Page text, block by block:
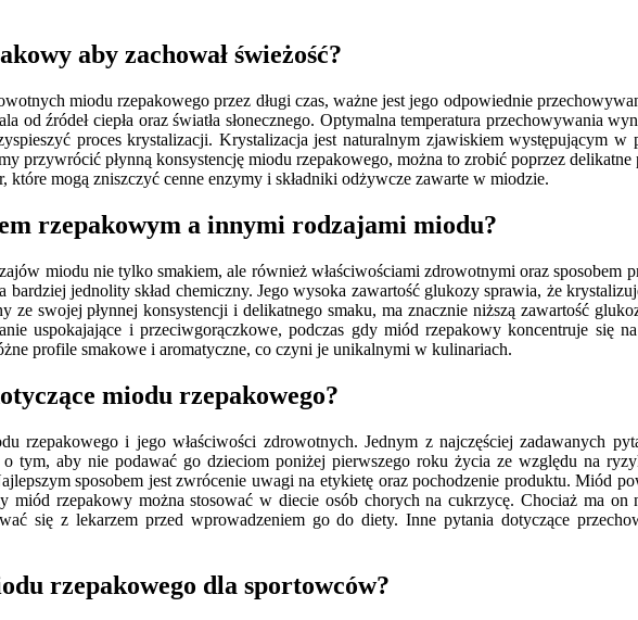
aby zachował świeżość?
miodu rzepakowego przez długi czas, ważne jest jego odpowiednie
od źródeł ciepła oraz światła słonecznego. Optymalna temperatura przechowywania
proces krystalizacji. Krystalizacja jest naturalnym zjawiskiem występującym
przywrócić płynną konsystencję miodu rzepakowego, można to zrobić poprzez
które mogą zniszczyć cenne enzymy i składniki odżywcze zawarte w miodzie.
rzepakowym a innymi rodzajami miodu?
miodu nie tylko smakiem, ale również właściwościami zdrowotnymi oraz
jednolity skład chemiczny. Jego wysoka zawartość glukozy sprawia, że
swojej płynnej konsystencji i delikatnego smaku, ma znacznie niższą zawartość
uspokajające i przeciwgorączkowe, podczas gdy miód rzepakowy koncentruje się
profile smakowe i aromatyczne, co czyni je unikalnymi w kulinariach.
miodu rzepakowego?
rzepakowego i jego właściwości zdrowotnych. Jednym z najczęściej zadawanych
tym, aby nie podawać go dzieciom poniżej pierwszego roku życia ze względu na
sposobem jest zwrócenie uwagi na etykietę oraz pochodzenie produktu. Miód
miód rzepakowy można stosować w diecie osób chorych na cukrzycę. Chociaż ma
się z lekarzem przed wprowadzeniem go do diety. Inne pytania dotyczące
rzepakowego dla sportowców?